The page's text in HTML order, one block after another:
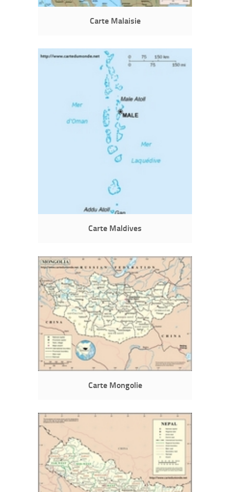
Carte Malaisie
Carte Maldives
Carte Mongolie